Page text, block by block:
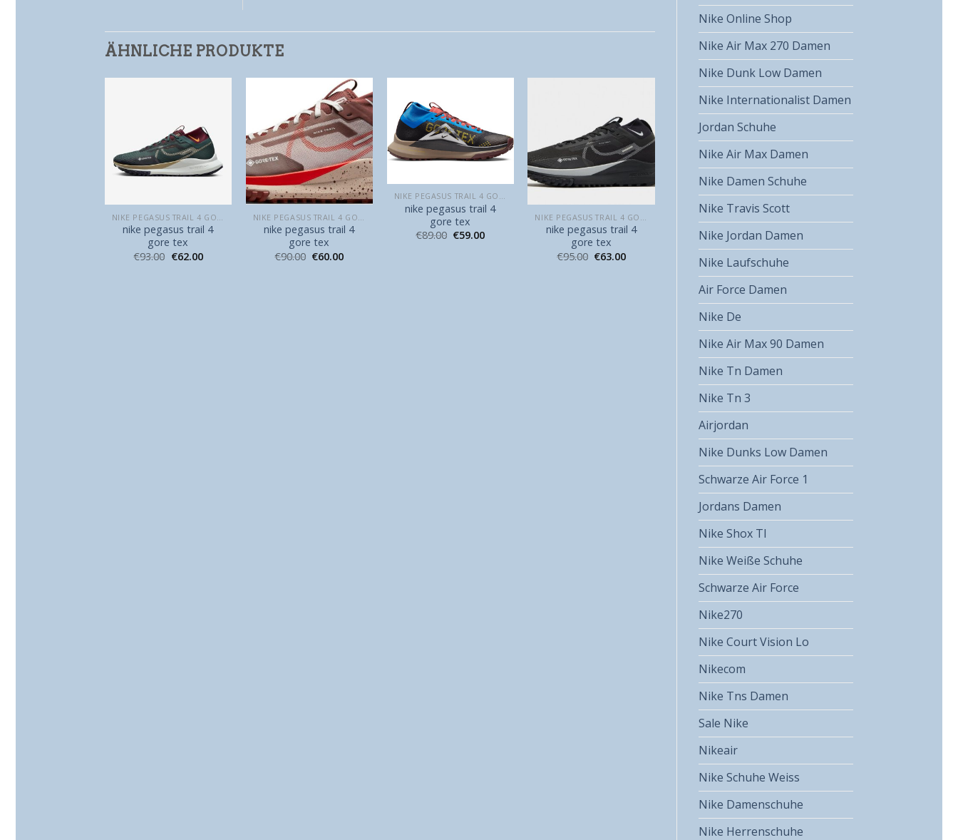
Nike Online Shop
Nike Air Max 270 Damen
Nike Dunk Low Damen
Nike Internationalist Damen
Jordan Schuhe
Nike Air Max Damen
Nike Damen Schuhe
Nike Travis Scott
Nike Jordan Damen
Nike Laufschuhe
Air Force Damen
Nike De
Nike Air Max 90 Damen
Nike Tn Damen
Nike Tn 3
Airjordan
Nike Dunks Low Damen
Schwarze Air Force 1
Jordans Damen
Nike Shox Tl
Nike Weiße Schuhe
Schwarze Air Force
Nike270
Nike Court Vision Lo
Nikecom
Nike Tns Damen
Sale Nike
Nikeair
Nike Schuhe Weiss
Nike Damenschuhe
Nike Herrenschuhe
ÄHNLICHE PRODUKTE
nike pegasus trail 4
gore tex
€93.00 €62.00
nike pegasus trail 4
gore tex
€90.00 €60.00
nike pegasus trail 4
gore tex
€89.00 €59.00
nike pegasus trail 4
gore tex
€95.00 €63.00